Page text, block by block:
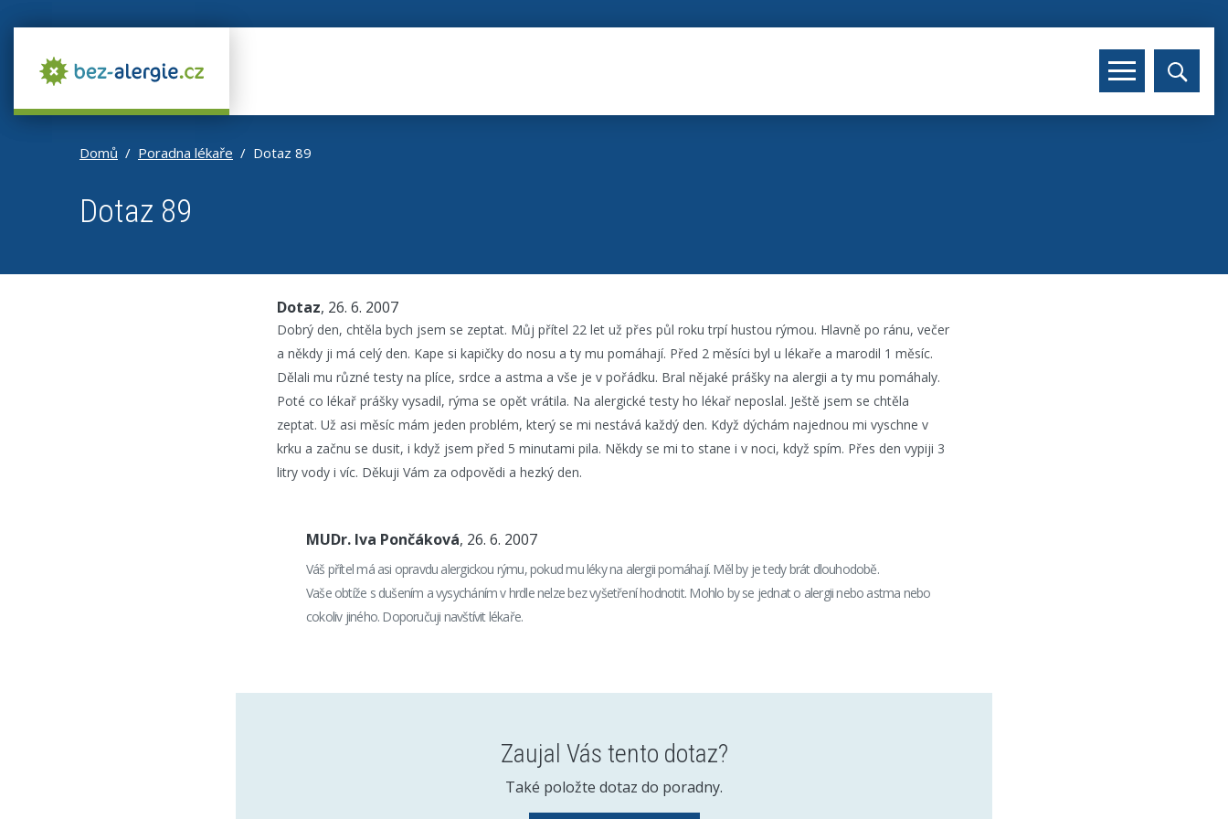
Domů Poradna lékaře Dotaz 89
Dotaz 89
Dotaz, 26. 6. 2007
Dobrý den, chtěla bych jsem se zeptat. Můj přítel 22 let už přes půl roku trpí hustou rýmou. Hlavně po ránu, večer
a někdy ji má celý den. Kape si kapičky do nosu a ty mu pomáhají. Před 2 měsíci byl u lékaře a marodil 1 měsíc.
Dělali mu různé testy na plíce, srdce a astma a vše je v pořádku. Bral nějaké prášky na alergii a ty mu pomáhaly.
Poté co lékař prášky vysadil, rýma se opět vrátila. Na alergické testy ho lékař neposlal. Ještě jsem se chtěla
zeptat. Už asi měsíc mám jeden problém, který se mi nestává každý den. Když dýchám najednou mi vyschne v
krku a začnu se dusit, i když jsem před 5 minutami pila. Někdy se mi to stane i v noci, když spím. Přes den vypiji 3
litry vody i víc. Děkuji Vám za odpovědi a hezký den.
MUDr. Iva Pončáková, 26. 6. 2007
Váš přítel má asi opravdu alergickou rýmu, pokud mu léky na alergii pomáhají. Měl by je tedy brát dlouhodobě.
Vaše obtíže s dušením a vysycháním v hrdle nelze bez vyšetření hodnotit. Mohlo by se jednat o alergii nebo astma nebo
cokoliv jiného. Doporučuji navštívit lékaře.
Zaujal Vás tento dotaz?
Také položte dotaz do poradny.